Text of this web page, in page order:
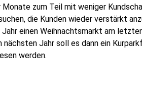
zum Teil mit weniger
die Kunden wieder verstärkt
einen Weihnachtsmarkt am
Jahr soll es dann ein
werden.